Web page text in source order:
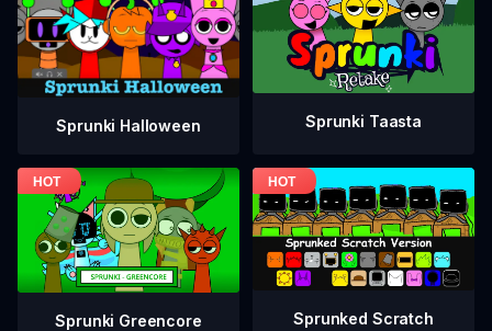
Sprunki Halloween Sprunki Taasta
Sprunki Greencore Sprunked Scratch